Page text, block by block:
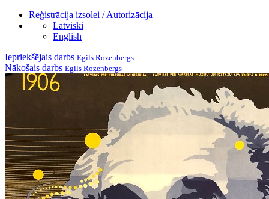
Reģistrācija izsolei / Autorizācija
Latviski
English
Iepriekšējais darbs Egils Rozenbergs
Nākošais darbs Egils Rozenbergs